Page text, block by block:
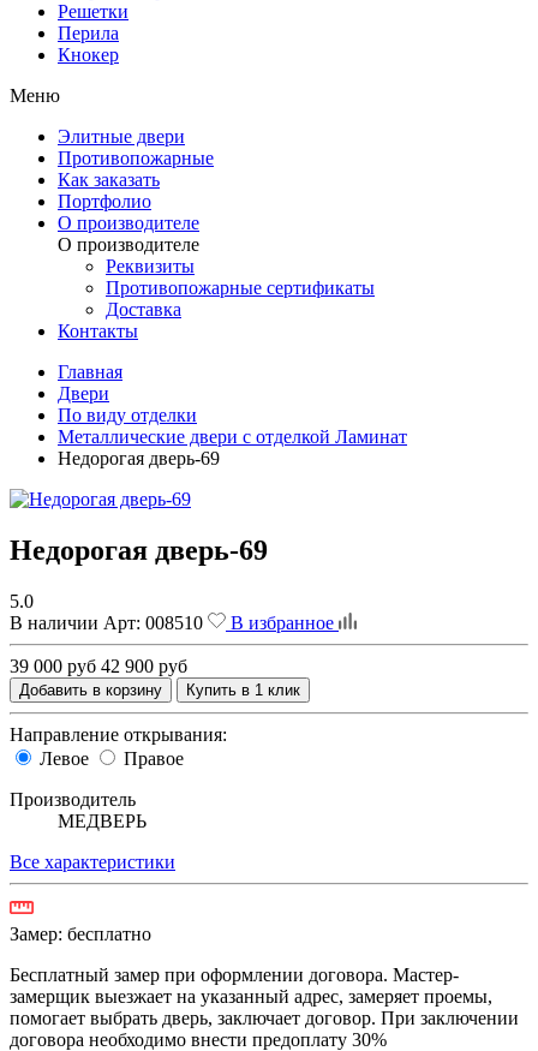
Решетки
Перила
Кнокер
Меню
Элитные двери
Противопожарные
Как заказать
Портфолио
О производителе
О производителе
Реквизиты
Противопожарные сертификаты
Доставка
Контакты
Главная
Двери
По виду отделки
Металлические двери с отделкой Ламинат
Недорогая дверь-69
Недорогая дверь-69
5.0
В наличии Арт: 008510 В избранное
39 000 руб 42 900 руб
Добавить в корзину Купить в 1 клик
Направление открывания:
Левое
Правое
Производитель
МЕДВЕРЬ
Все характеристики
Замер: бесплатно
Бесплатный замер при оформлении договора. Мастер-
замерщик выезжает на указанный адрес, замеряет проемы,
помогает выбрать дверь, заключает договор. При заключении
договора необходимо внести предоплату 30%